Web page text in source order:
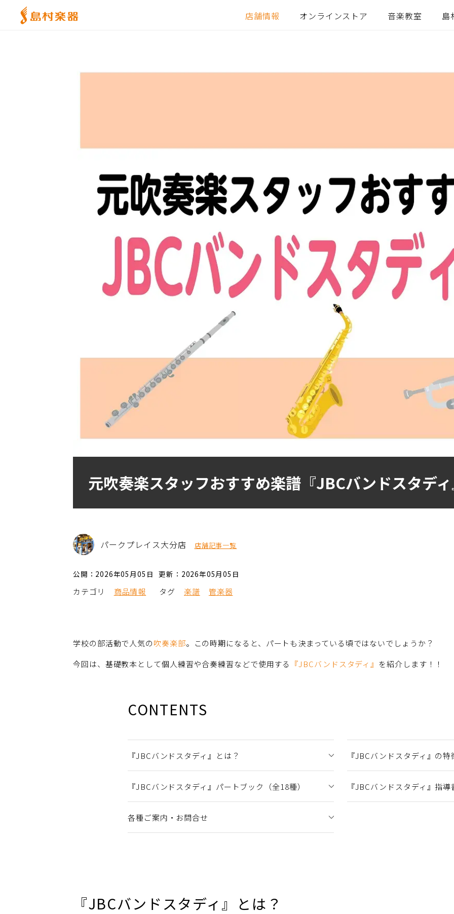
店舗情報 オンラインストア 音楽教室 島
元吹奏楽スタッフおすすめ楽譜『JBCバンドスタデ
パークプレイス大分店 店舗記事一覧
公開：2026年05月05日 更新：2026年05月05日
カテゴリ 商品情報 タグ 楽譜 管楽器
学校の部活動で人気の吹奏楽部。この時期になると、パートも決まっている頃ではないでしょうか？
今回は、基礎教本として個人練習や合奏練習などで使用する
『JBCバンドスタディ』 を紹介します！！
CONTENTS
『JBCバンドスタディ』とは？ 『JBCバンドスタディ』の特
『JBCバンドスタディ』パートブック（全18種） 『JBCバンドスタディ』指導
各種ご案内・お問合せ
『JBCバンドスタディ』とは？